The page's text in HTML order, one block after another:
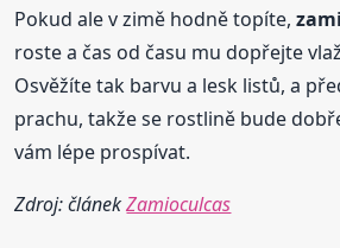
Pokud ale v zimě hodně topíte,
roste a čas od času mu dopřejte
Osvěžíte tak barvu a lesk listů, a
prachu, takže se rostlině bude
vám lépe prospívat.
Zdroj: článekZamioculcas